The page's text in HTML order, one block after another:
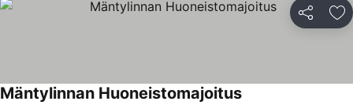
Jaa
Mäntylinnan Huoneistomajoitus